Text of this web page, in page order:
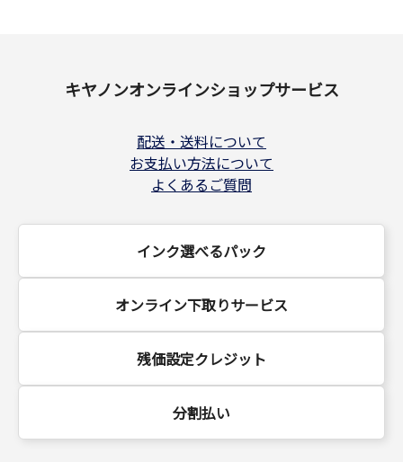
キヤノンオンラインショップサービス
配送・送料について
お支払い方法について
よくあるご質問
インク選べるパック
オンライン下取りサービス
残価設定クレジット
分割払い